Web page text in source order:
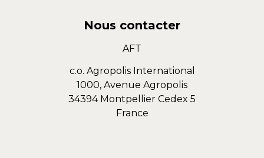
Nous contacter
AFT
c.o. Agropolis International
1000, Avenue Agropolis
34394 Montpellier Cedex 5
France